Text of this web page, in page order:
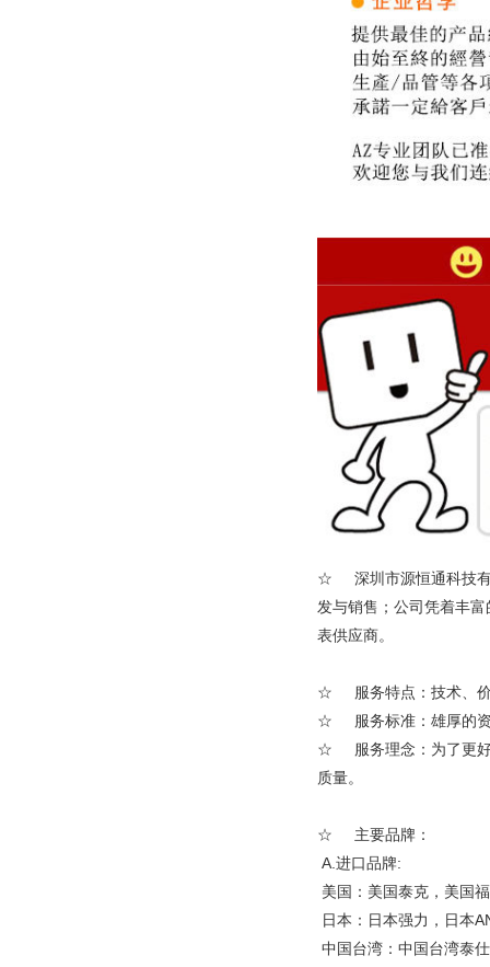
☆ 深圳市源恒通科技有
发与销售；公司凭着丰
表供应商。
☆ 服务特点：技术、价
☆ 服务标准：雄厚的资
☆ 服务理念：为了更好
质量。
☆ 主要品牌：
A.进口品牌:
美国：美国泰克，美国
日本：日本强力，日本
中国台湾：中国台湾泰